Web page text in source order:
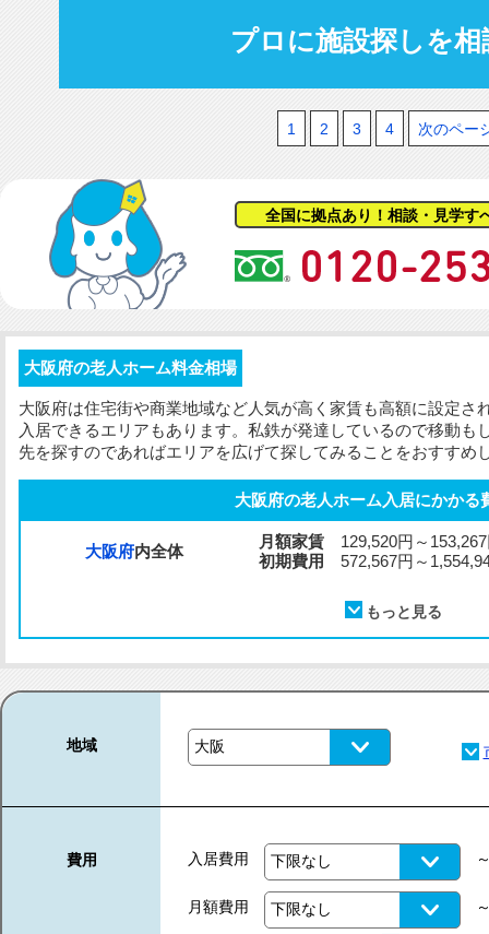
プロに施設探しを
1 2 3 4 次のペー
全国に拠点あり！相談・見学す
大阪府の老人ホーム料金相場
大阪府は住宅街や商業地域など人気が高く家賃も高額に設定さ
入居できるエリアもあります。私鉄が発達しているので移動も
先を探すのであればエリアを広げて探してみることをおすすめ
大阪府の老人ホーム入居にかかる
大阪府内全体
月額家賃 129,520円～
初期費用
572,567円～
地域
費用 入居費用
月額費用